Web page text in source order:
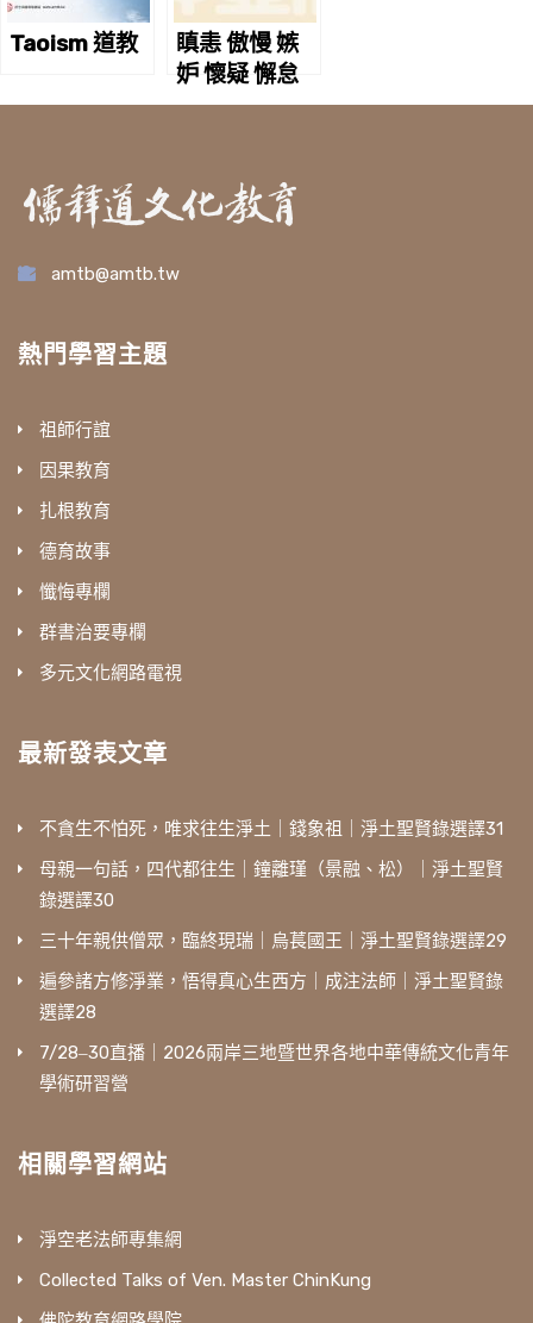
Taoism 道教
瞋恚 傲慢 嫉
妒 懷疑 懈怠
amtb@amtb.tw
熱門學習主題
祖師行誼
因果教育
扎根教育
德育故事
懺悔專欄
群書治要專欄
多元文化網路電視
最新發表文章
不貪生不怕死，唯求往生淨土｜錢象祖｜淨土聖賢錄選譯31
母親一句話，四代都往生｜鐘離瑾（景融、松）｜淨土聖賢
錄選譯30
三十年親供僧眾，臨終現瑞｜烏萇國王｜淨土聖賢錄選譯29
遍參諸方修淨業，悟得真心生西方｜成注法師｜淨土聖賢錄
選譯28
7/28‒30直播｜2026兩岸三地暨世界各地中華傳統文化青年
學術研習營
相關學習網站
淨空老法師專集網
Collected Talks of Ven. Master ChinKung